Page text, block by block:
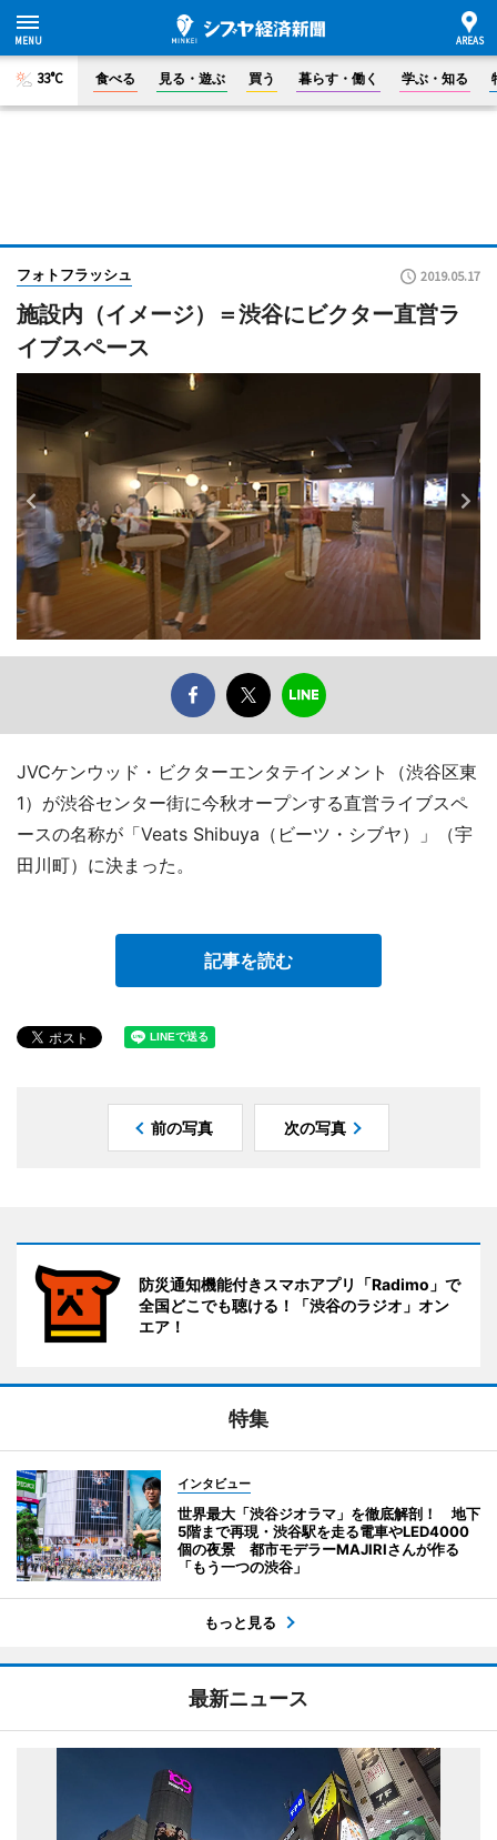
33°C 食べる 見る・遊ぶ 買う 暮らす・働く 学ぶ・知る
フォトフラッシュ 2019.05.17
施設内（イメージ）＝渋谷にビクター直営ラ
イブスペース
JVCケンウッド・ビクターエンタテインメント（渋谷区東
1）が渋谷センター街に今秋オープンする直営ライブスペ
ースの名称が「Veats Shibuya（ビーツ・シブヤ）」（宇
田川町）に決まった。
記事を読む
前の写真 次の写真
防災通知機能付きスマホアプリ「Radimo」で
全国どこでも聴ける！「渋谷のラジオ」オン
エア！
特集
インタビュー
世界最大「渋谷ジオラマ」を徹底解剖！ 地下
5階まで再現・渋谷駅を走る電車やLED4000
個の夜景 都市モデラーMAJIRIさんが作る
「もう一つの渋谷」
もっと見る
最新ニュース